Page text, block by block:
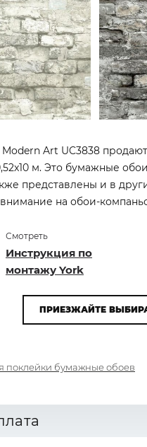
Art UC3838
м. Это бумажные
представлены и в
на обои-
Смотреть
Инструкция по
монтажу York
ПРИЕЗЖАЙТЕ
поклейки бумажные обоев